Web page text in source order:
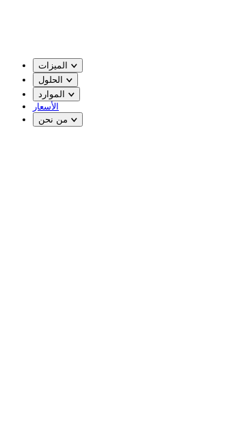
الميزات
الحلول
الموارد
الأسعار
من نحن